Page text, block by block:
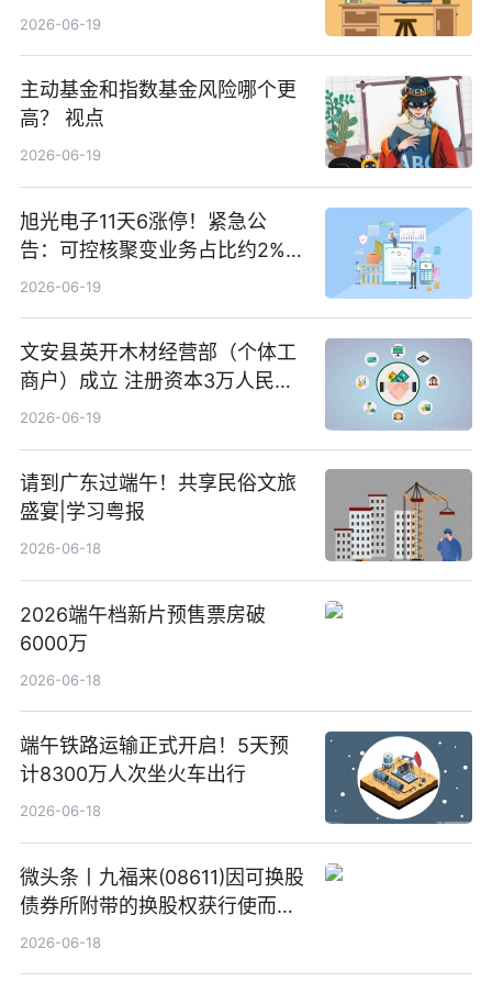
2026-06-19
主动基金和指数基金风险哪个更
高？ 视点
2026-06-19
旭光电子11天6涨停！紧急公
告：可控核聚变业务占比约2%！
前沿热点
2026-06-19
文安县英开木材经营部（个体工
商户）成立 注册资本3万人民币
新要闻
2026-06-19
请到广东过端午！共享民俗文旅
盛宴|学习粤报
2026-06-18
2026端午档新片预售票房破
6000万
2026-06-18
端午铁路运输正式开启！5天预
计8300万人次坐火车出行
2026-06-18
微头条丨九福来(08611)因可换股
债券所附带的换股权获行使而发
行5200万股
2026-06-18